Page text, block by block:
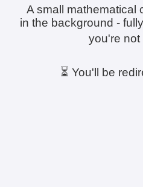
A small mathematical
in the background -
you're not
⏳ You'll be